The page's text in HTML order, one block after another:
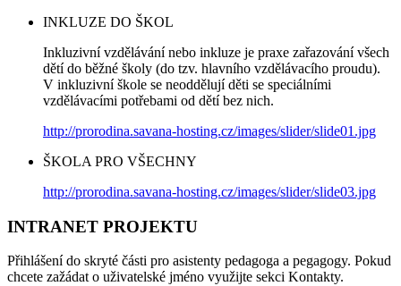
INKLUZE DO ŠKOL
Inkluzivní vzdělávání nebo inkluze je praxe zařazování všech
dětí do běžné školy (do tzv. hlavního vzdělávacího proudu).
V inkluzivní škole se neoddělují děti se speciálními
vzdělávacími potřebami od dětí bez nich.
http://prorodina.savana-hosting.cz/images/slider/slide01.jpg
ŠKOLA PRO VŠECHNY
http://prorodina.savana-hosting.cz/images/slider/slide03.jpg
INTRANET PROJEKTU
Přihlášení do skryté části pro asistenty pedagoga a pegagogy. Pokud
chcete zažádat o uživatelské jméno využijte sekci Kontakty.